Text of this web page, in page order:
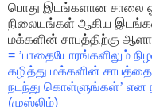
பொது இடங்களான சாலை
நிலையங்கள் ஆகிய
மக்களின் சாபத்திற்கு
= ’பாதையோரங்களிலும்
கழித்து மக்களின்
நடந்து கொள்ளுங்கள்’ என
(முஸ்லிம்)